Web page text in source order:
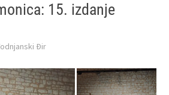
15. izdanje
Đir